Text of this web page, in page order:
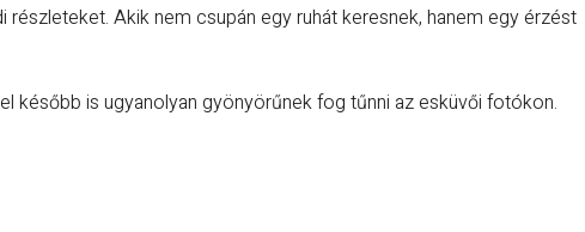
Akik nem csupán egy ruhát keresnek, hanem egy érzést
később is ugyanolyan gyönyörűnek fog tűnni az esküvői fotókon.